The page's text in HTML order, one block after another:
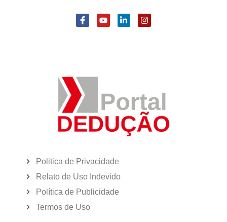
Politica de Privacidade
Relato de Uso Indevido
Política de Publicidade
Termos de Uso